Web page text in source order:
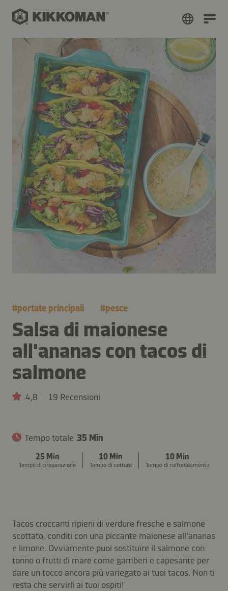
#portate principali #pesce
Salsa di maionese
all'ananas con tacos di
salmone
4,8 19 Recensioni
Tempo totale 35 Min
25 Min
Tempo di preparazione
10 Min
Tempo di cottura
10 Min
Tempo di raffreddamento
Tacos croccanti ripieni di verdure fresche e salmone
scottato, conditi con una piccante maionese all’ananas
e limone. Ovviamente puoi sostituire il salmone con
tonno o frutti di mare come gamberi e capesante per
dare un tocco ancora più variegato ai tuoi tacos. Non ti
resta che servirli ai tuoi ospiti!